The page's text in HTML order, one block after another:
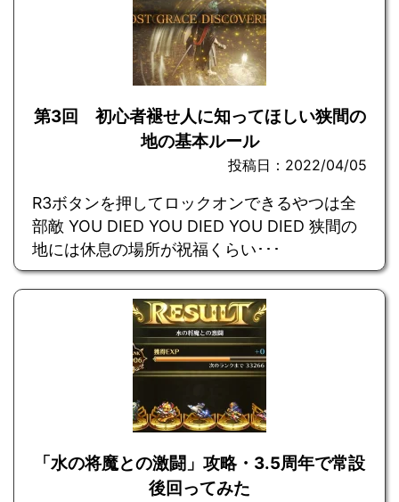
第3回 初心者褪せ人に知ってほしい狭間の
地の基本ルール
投稿日：2022/04/05
R3ボタンを押してロックオンできるやつは全
部敵 YOU DIED YOU DIED YOU DIED 狭間の
地には休息の場所が祝福くらい･･･
「水の将魔との激闘」攻略・3.5周年で常設
後回ってみた